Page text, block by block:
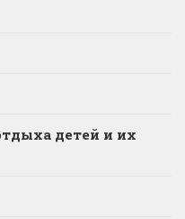
детей и их